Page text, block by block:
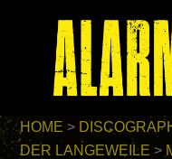
HOME >
DER LANGEWEILE >